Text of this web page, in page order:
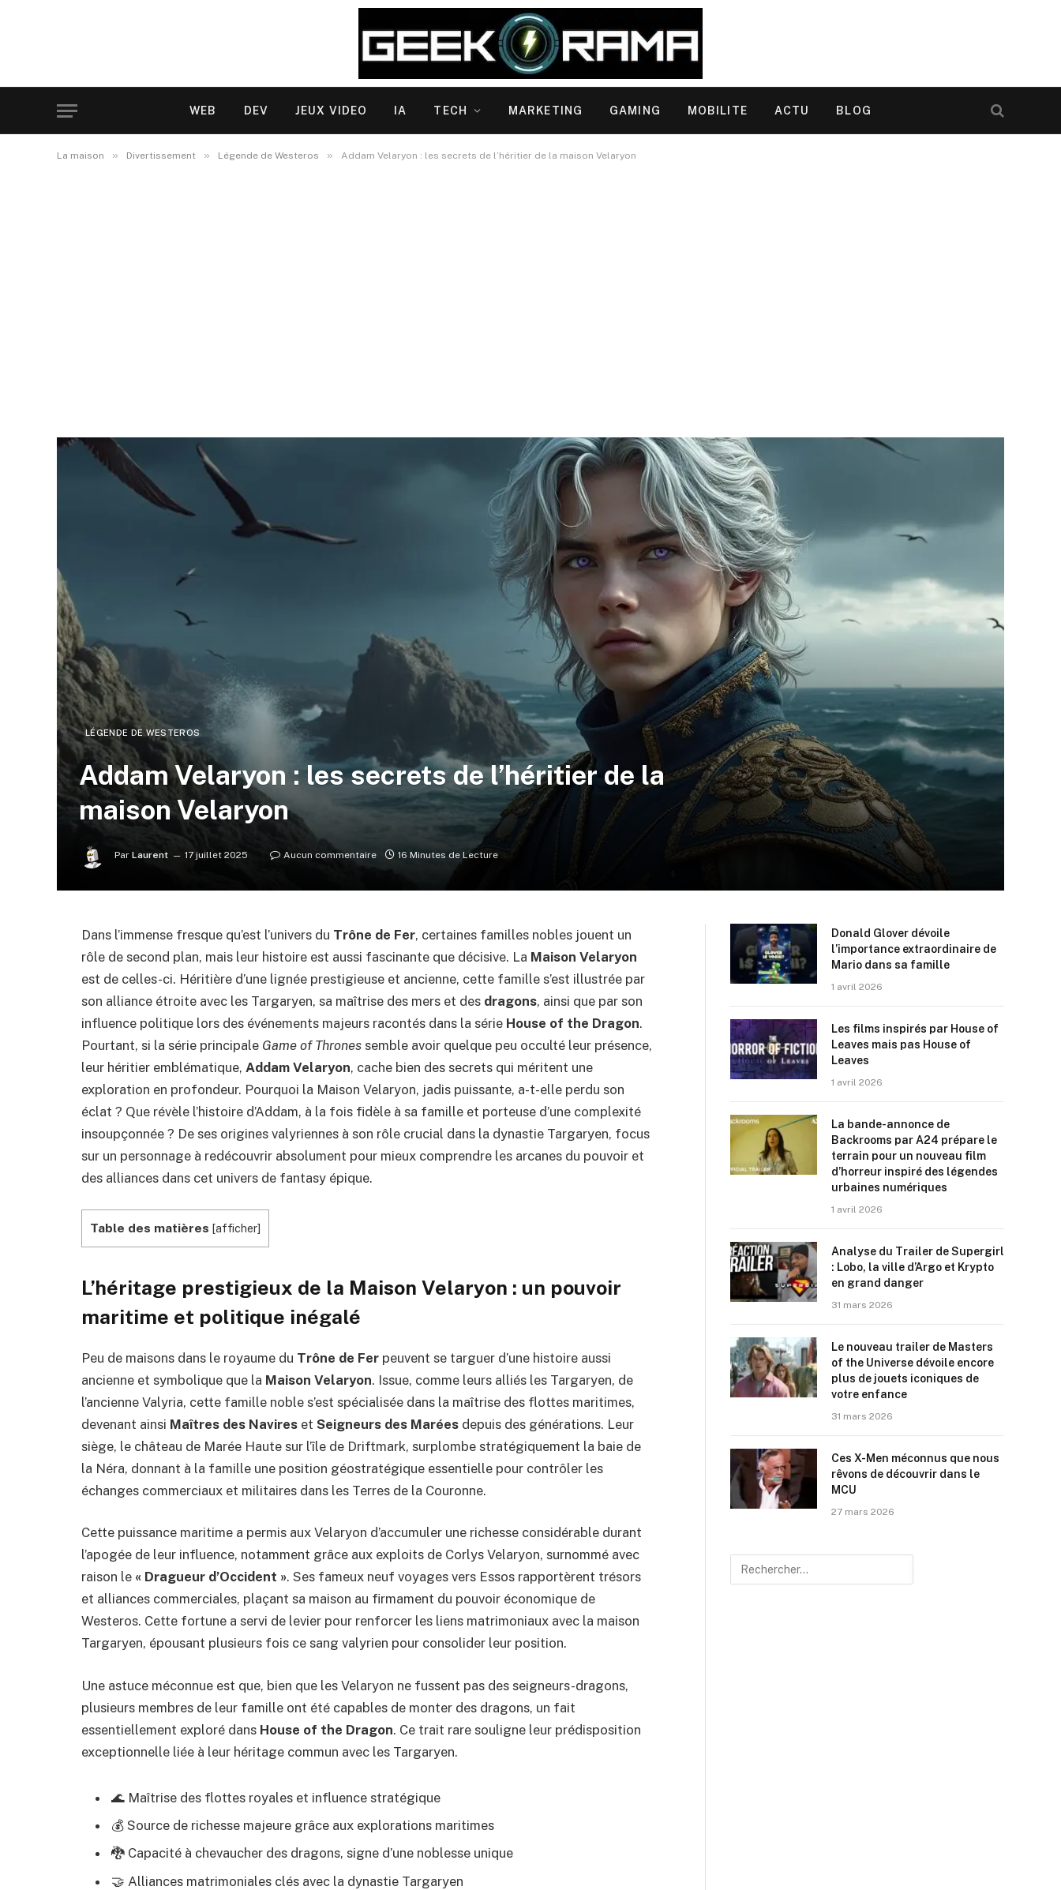
WEB DEV JEUX VIDEO IA TECH MARKETING GAMING MOBILITE ACTU BLOG
La maison » Divertissement » Légende de Westeros » Addam Velaryon : les secrets de l’héritier de la maison Velaryon
LÉGENDE DE WESTEROS
Addam Velaryon : les secrets de l’héritier de la
maison Velaryon
Par Laurent 17 juillet 2025 Aucun commentaire 16 Minutes de Lecture
Dans l’immense fresque qu’est l’univers du Trône de Fer, certaines familles nobles jouent un
rôle de second plan, mais leur histoire est aussi fascinante que décisive. La Maison Velaryon
est de celles-ci. Héritière d’une lignée prestigieuse et ancienne, cette famille s’est illustrée par
son alliance étroite avec les Targaryen, sa maîtrise des mers et des dragons, ainsi que par son
influence politique lors des événements majeurs racontés dans la série House of the Dragon.
Pourtant, si la série principale Game of Thrones semble avoir quelque peu occulté leur présence,
leur héritier emblématique, Addam Velaryon, cache bien des secrets qui méritent une
exploration en profondeur. Pourquoi la Maison Velaryon, jadis puissante, a-t-elle perdu son
éclat ? Que révèle l’histoire d’Addam, à la fois fidèle à sa famille et porteuse d’une complexité
insoupçonnée ? De ses origines valyriennes à son rôle crucial dans la dynastie Targaryen, focus
sur un personnage à redécouvrir absolument pour mieux comprendre les arcanes du pouvoir et
des alliances dans cet univers de fantasy épique.
Table des matières [afficher]
L’héritage prestigieux de la Maison Velaryon : un pouvoir
maritime et politique inégalé
Peu de maisons dans le royaume du Trône de Fer peuvent se targuer d’une histoire aussi
ancienne et symbolique que la Maison Velaryon. Issue, comme leurs alliés les Targaryen, de
l’ancienne Valyria, cette famille noble s’est spécialisée dans la maîtrise des flottes maritimes,
devenant ainsi Maîtres des Navires et Seigneurs des Marées depuis des générations. Leur
siège, le château de Marée Haute sur l’île de Driftmark, surplombe stratégiquement la baie de
la Néra, donnant à la famille une position géostratégique essentielle pour contrôler les
échanges commerciaux et militaires dans les Terres de la Couronne.
Cette puissance maritime a permis aux Velaryon d’accumuler une richesse considérable durant
l’apogée de leur influence, notamment grâce aux exploits de Corlys Velaryon, surnommé avec
raison le « Dragueur d’Occident ». Ses fameux neuf voyages vers Essos rapportèrent trésors
et alliances commerciales, plaçant sa maison au firmament du pouvoir économique de
Westeros. Cette fortune a servi de levier pour renforcer les liens matrimoniaux avec la maison
Targaryen, épousant plusieurs fois ce sang valyrien pour consolider leur position.
Une astuce méconnue est que, bien que les Velaryon ne fussent pas des seigneurs-dragons,
plusieurs membres de leur famille ont été capables de monter des dragons, un fait
essentiellement exploré dans House of the Dragon. Ce trait rare souligne leur prédisposition
exceptionnelle liée à leur héritage commun avec les Targaryen.
🌊 Maîtrise des flottes royales et influence stratégique
💰 Source de richesse majeure grâce aux explorations maritimes
🐉 Capacité à chevaucher des dragons, signe d’une noblesse unique
🤝 Alliances matrimoniales clés avec la dynastie Targaryen
Donald Glover dévoile
l’importance extraordinaire de
Mario dans sa famille
1 avril 2026
Les films inspirés par House of
Leaves mais pas House of
Leaves
1 avril 2026
La bande-annonce de
Backrooms par A24 prépare le
terrain pour un nouveau film
d’horreur inspiré des légendes
urbaines numériques
1 avril 2026
Analyse du Trailer de Supergirl
: Lobo, la ville d’Argo et Krypto
en grand danger
31 mars 2026
Le nouveau trailer de Masters
of the Universe dévoile encore
plus de jouets iconiques de
votre enfance
31 mars 2026
Ces X-Men méconnus que nous
rêvons de découvrir dans le
MCU
27 mars 2026